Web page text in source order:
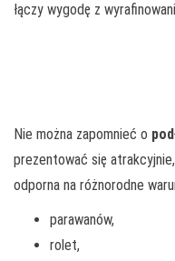
łączy wygodę z
Nie można zapomnieć o
prezentować się
odporna na różnorodne
parawanów,
rolet,